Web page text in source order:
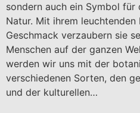
sondern auch ein Symbol für
Natur. Mit ihrem leuchtenden
Geschmack verzaubern sie
Menschen auf der ganzen
werden wir uns mit der
verschiedenen Sorten, den
und der kulturellen…